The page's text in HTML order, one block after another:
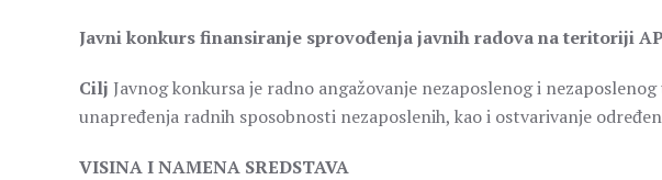
Javni konkurs finansiranje sprovođenja javnih radova na teritoriji
Cilj Javnog konkursa je radno angažovanje nezaposlenog i
unapređenja radnih sposobnosti nezaposlenih, kao i ostvarivanje
VISINA I NAMENA SREDSTAVA